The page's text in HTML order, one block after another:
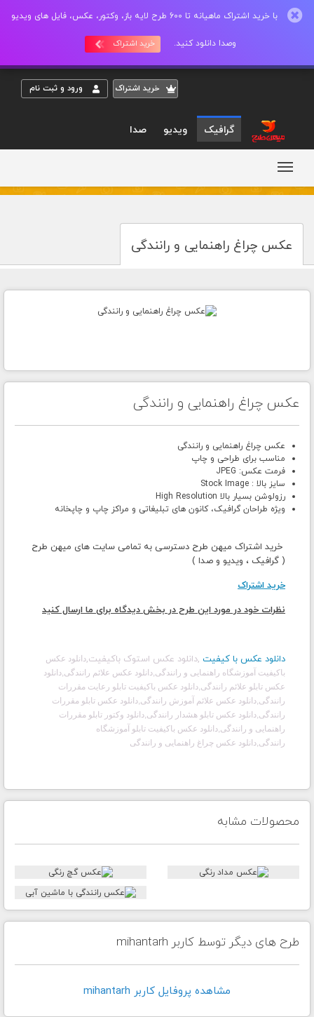
با خرید اشتراک ماهیانه تا 600 طرح لایه باز، وکتور، عکس، فایل های ویدیو
وصدا دانلود کنید. خرید اشتراک
خريد اشتراک ورود و ثبت نام
گرافیک ویدیو صدا
عکس چراغ راهنمایی و رانندگی
عکس چراغ راهنمایی و رانندگی
عکس چراغ راهنمایی و رانندگی
مناسب برای طراحی و چاپ
فرمت عکس: JPEG
سایز بالا : Stock Image
رزولوشن بسیار بالا High Resolution
ویژه طراحان گرافیک، کانون های تبلیغاتی و مراکز چاپ و چاپخانه
خرید اشتراک میهن طرح دسترسی به تمامی سایت های میهن طرح
( گرافیک ، ویدیو و صدا )
خرید اشتراک
نظرات خود در مورد این طرح در بخش دیدگاه برای ما ارسال کنید
دانلود عکس با کیفیت ,دانلود عکس استوک باکیفیت,دانلود عکس
باکیفیت آموزشگاه راهنمایی و رانندگی,دانلود عکس علائم رانندگی,دانلود
عکس تابلو علائم رانندگی,دانلود عکس باکیفیت تابلو رعایت مقررات
رانندگی,دانلود عکس علائم آموزش رانندگی,دانلود عکس تابلو مقررات
رانندگی,دانلود عکس تابلو هشدار رانندگی,دانلود وکتور تابلو مقررات
راهنمایی و رانندگی,دانلود عکس باکیفیت تابلو آموزشگاه
رانندگی,دانلود عکس چراغ راهنمایی و رانندگی
محصولات مشابه
طرح های دیگر توسط کاربر mihantarh
مشاهده پروفايل کاربر mihantarh